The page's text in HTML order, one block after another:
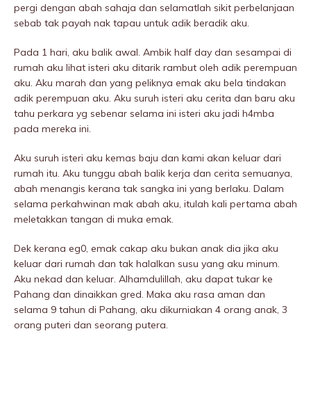
pergi dengan abah sahaja dan selamatlah sikit perbelanjaan
sebab tak payah nak tapau untuk adik beradik aku.
Pada 1 hari, aku balik awal. Ambik half day dan sesampai di
rumah aku lihat isteri aku ditarik rambut oleh adik perempuan
aku. Aku marah dan yang peliknya emak aku bela tindakan
adik perempuan aku. Aku suruh isteri aku cerita dan baru aku
tahu perkara yg sebenar selama ini isteri aku jadi h4mba
pada mereka ini.
Aku suruh isteri aku kemas baju dan kami akan keluar dari
rumah itu. Aku tunggu abah balik kerja dan cerita semuanya,
abah menangis kerana tak sangka ini yang berlaku. Dalam
selama perkahwinan mak abah aku, itulah kali pertama abah
meletakkan tangan di muka emak.
Dek kerana eg0, emak cakap aku bukan anak dia jika aku
keluar dari rumah dan tak halalkan susu yang aku minum.
Aku nekad dan keluar. Alhamdulillah, aku dapat tukar ke
Pahang dan dinaikkan gred. Maka aku rasa aman dan
selama 9 tahun di Pahang, aku dikurniakan 4 orang anak, 3
orang puteri dan seorang putera.